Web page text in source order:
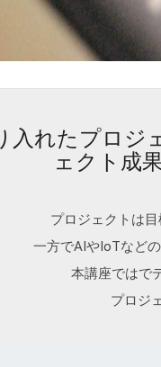
入れたプロジ
ェクト成
プロジェクトは
一方でAIやIoTなど
本講座ではで
プロジ